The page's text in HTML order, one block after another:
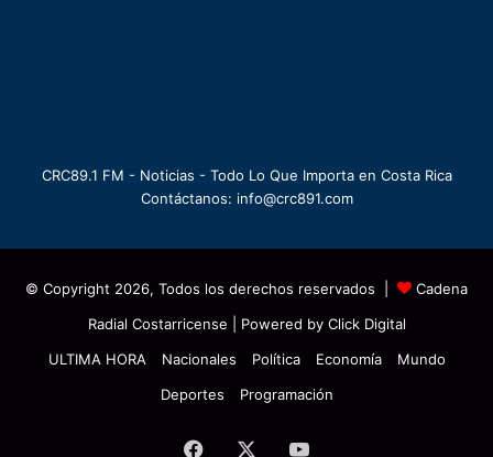
CRC89.1 FM - Noticias - Todo Lo Que Importa en Costa Rica
Contáctanos: info@crc891.com
© Copyright 2026, Todos los derechos reservados |
Cadena
Radial Costarricense | Powered by Click Digital
ULTIMA HORA
Nacionales Política Economía
Mundo
Deportes
Programación
Facebook YouTube